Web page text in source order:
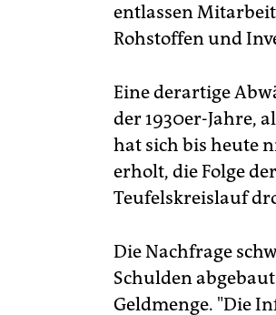
entlassen
Rohstoffen und
Eine derartige
der 1930er-Jahre,
hat sich bis heute
erholt, die Folge
Teufelskreislauf
Die Nachfrage
Schulden
Geldmenge. "Die